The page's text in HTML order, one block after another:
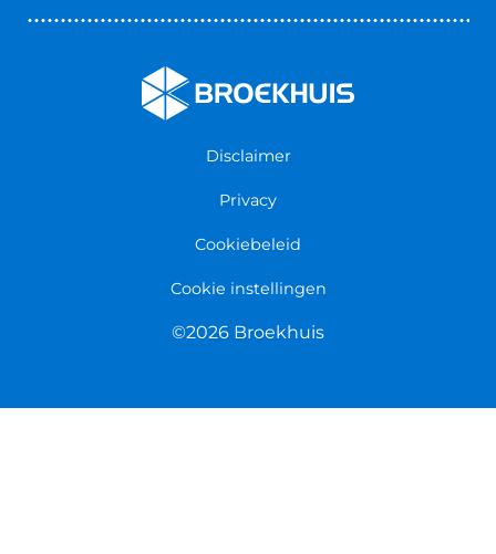
Nieuws & Blogs
Algemene voorwaarden
Disclaimer
Privacy
Cookiebeleid
Cookie instellingen
©2026 Broekhuis